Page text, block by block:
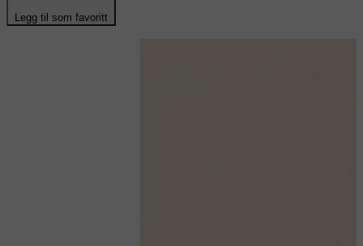
Legg til som favoritt